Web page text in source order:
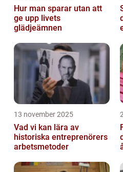
Hur man sparar utan att
ge upp livets
glädjeämnen
13 november 2025
Vad vi kan lära av
historiska entreprenörers
arbetsmetoder